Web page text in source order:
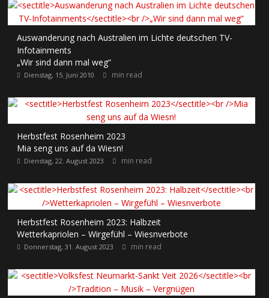
Auswanderung nach Australien im Lichte deutschen TV-
Infotainments
„Wir sind dann mal weg“
Dienstag, 15. Juni 2010 min read
Herbstfest Rosenheim 2023
Mia seng uns auf da Wiesn!
Dienstag, 22. August 2023 min read
Herbstfest Rosenheim 2023: Halbzeit
Wetterkapriolen – Wirgefühl – Wiesnverbote
Donnerstag, 31. August 2023 min read